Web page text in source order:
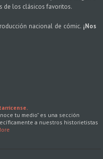
de los clásicos favoritos.
nacional de cómic. ¡Nos
tu medio” es una sección
a nuestros historietistas